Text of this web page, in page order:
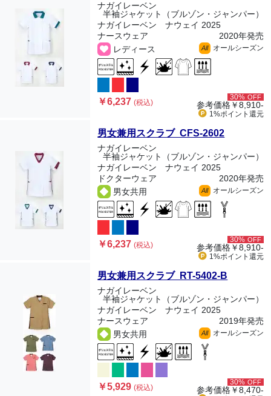
ナガイレーベン
半袖ジャケット（ブルゾン・ジャンパー）
ナガイレーベン ナウェイ 2025
ナースウェア
2020年発売
レディース
All オールシーズン
￥6,237(税込)
30% OFF
参考価格￥8,910-
1%ポイント 還元
男女兼用スクラブ CFS-2602
ナガイレーベン
半袖ジャケット（ブルゾン・ジャンパー）
ナガイレーベン ナウェイ 2025
ドクターウェア
2020年発売
男女共用
All オールシーズン
￥6,237(税込)
30% OFF
参考価格￥8,910-
1%ポイント 還元
男女兼用スクラブ RT-5402-B
ナガイレーベン
半袖ジャケット（ブルゾン・ジャンパー）
ナガイレーベン ナウェイ 2025
ナースウェア
2019年発売
男女共用
All オールシーズン
￥5,929(税込)
30% OFF
参考価格￥8,470-